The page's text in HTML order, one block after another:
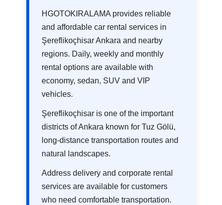
HGOTOKIRALAMA provides reliable
and affordable car rental services in
Şereflikoçhisar Ankara and nearby
regions. Daily, weekly and monthly
rental options are available with
economy, sedan, SUV and VIP
vehicles.
Şereflikoçhisar is one of the important
districts of Ankara known for Tuz Gölü,
long-distance transportation routes and
natural landscapes.
Address delivery and corporate rental
services are available for customers
who need comfortable transportation.